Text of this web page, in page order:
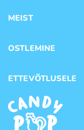
MEIST
Kauplused
OSTLEMINE
Ostutingimused
Privaatsuspoliitika
ETTEVÕTLUSELE
Frantsiis
Hulgimüük